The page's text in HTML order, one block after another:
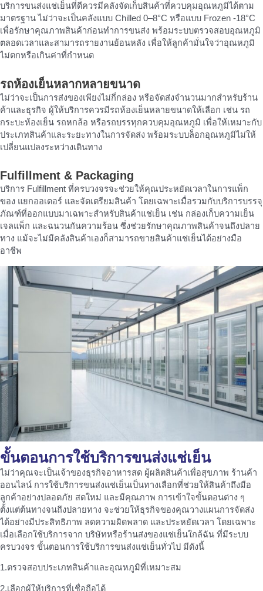
บริการขนส่งแช่เย็นที่ดีควรมีคลังจัดเก็บสินค้าที่ควบคุมอุณหภูมิได้ตาม
มาตรฐาน ไม่ว่าจะเป็นคลังแบบ Chilled 0–8°C หรือแบบ Frozen -18°C
เพื่อรักษาคุณภาพสินค้าก่อนทำการขนส่ง พร้อมระบบตรวจสอบอุณหภูมิ
ตลอดเวลาและสามารถรายงานย้อนหลัง เพื่อให้ลูกค้ามั่นใจว่าอุณหภูมิ
ไม่ตกหรือเกินค่าที่กำหนด
รถห้องเย็นหลากหลายขนาด
ไม่ว่าจะเป็นการส่งของเพียงไม่กี่กล่อง หรือจัดส่งจำนวนมากสำหรับร้าน
ค้าและธุรกิจ ผู้ให้บริการควรมีรถห้องเย็นหลายขนาดให้เลือก เช่น รถ
กระบะห้องเย็น รถหกล้อ หรือรถบรรทุกควบคุมอุณหภูมิ เพื่อให้เหมาะกับ
ประเภทสินค้าและระยะทางในการจัดส่ง พร้อมระบบล็อกอุณหภูมิไม่ให้
เปลี่ยนแปลงระหว่างเดินทาง
Fulfillment & Packaging
บริการ Fulfillment ที่ครบวงจรจะช่วยให้คุณประหยัดเวลาในการแพ็ก
ของ แยกออเดอร์ และจัดเตรียมสินค้า โดยเฉพาะเมื่อรวมกับบริการบรรจุ
ภัณฑ์ที่ออกแบบมาเฉพาะสำหรับสินค้าแช่เย็น เช่น กล่องเก็บความเย็น
เจลแพ็ก และฉนวนกันความร้อน ซึ่งช่วยรักษาคุณภาพสินค้าจนถึงปลาย
ทาง แม้จะไม่มีคลังสินค้าเองก็สามารถขายสินค้าแช่เย็นได้อย่างมือ
อาชีพ
ขั้นตอนการใช้บริการขนส่งแช่เย็น
ไม่ว่าคุณจะเป็นเจ้าของธุรกิจอาหารสด ผู้ผลิตสินค้าเพื่อสุขภาพ ร้านค้า
ออนไลน์ การใช้บริการขนส่งแช่เย็นเป็นทางเลือกที่ช่วยให้สินค้าถึงมือ
ลูกค้าอย่างปลอดภัย สดใหม่ และมีคุณภาพ การเข้าใจขั้นตอนต่าง ๆ
ตั้งแต่ต้นทางจนถึงปลายทาง จะช่วยให้ธุรกิจของคุณวางแผนการจัดส่ง
ได้อย่างมีประสิทธิภาพ ลดความผิดพลาด และประหยัดเวลา โดยเฉพาะ
เมื่อเลือกใช้บริการจาก บริษัทหรือร้านส่งของแช่เย็นใกล้ฉัน ที่มีระบบ
ครบวงจร ขั้นตอนการใช้บริการขนส่งแช่เย็นทั่วไป มีดังนี้
1.ตรวจสอบประเภทสินค้าและอุณหภูมิที่เหมาะสม
2.เลือกผู้ให้บริการที่เชื่อถือได้